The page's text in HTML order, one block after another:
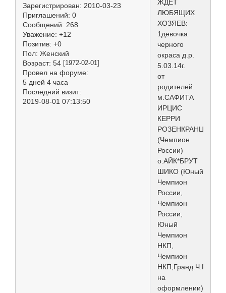
Зарегистрирован: 2010-03-23
Приглашений: 0
Сообщений: 268
Уважение: +12
Позитив: +0
Пол: Женский
Возраст: 54 [1972-02-01]
Провел на форуме:
5 дней 4 часа
Последний визит:
2019-08-01 07:13:50
ЖДЕТ
ЛЮБЯЩИХ
ХОЗЯЕВ:
1девочка
черного
окраса д.р.
5.03.14г.
от
родителей:
м.САФИТА
ИРЦИС
КЕРРИ
РОЗЕНКРАНЦ
(Чемпион
России)
о.АЙК*БРУТ
ШИКО (Юный
Чемпион
России,
Чемпион
России,
Юный
Чемпион
НКП,
Чемпион
НКП,Гранд.Ч.Р.-
на
оформлении)